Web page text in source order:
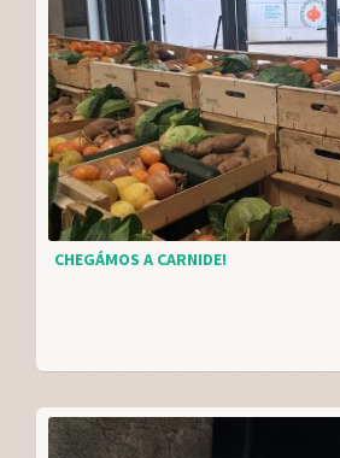
CHEGÁMOS A CARNIDE!